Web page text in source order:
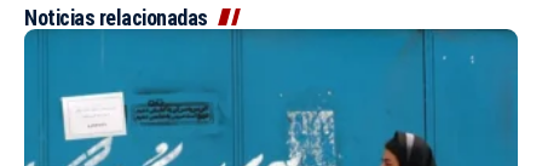
Noticias relacionadas